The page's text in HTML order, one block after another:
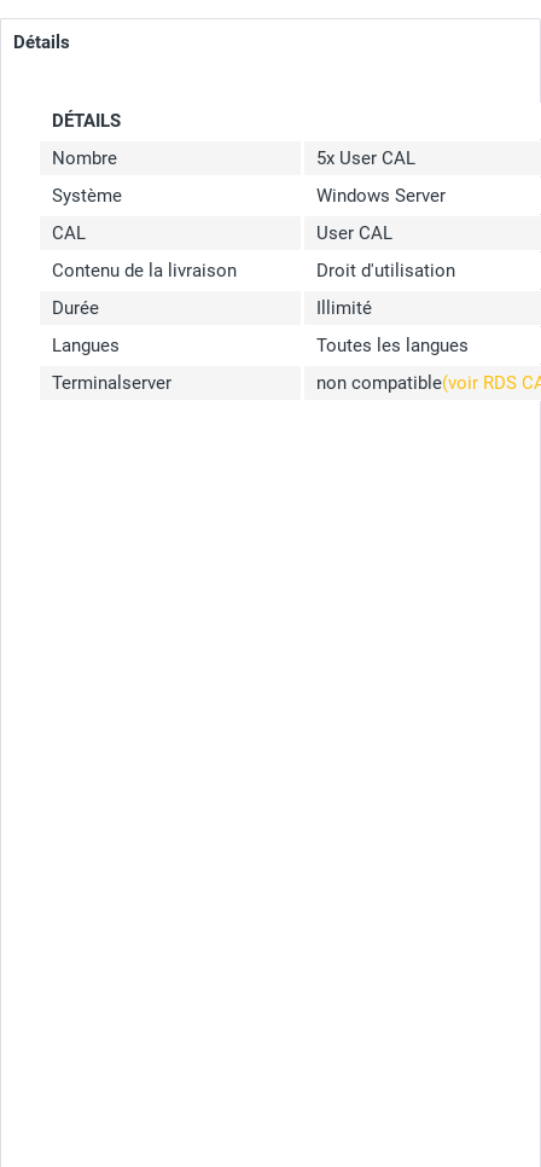
Détails
DÉTAILS
Nombre
5x User CAL
Système
Windows Server
CAL
User CAL
Contenu de la livraison
Droit d'utilisation
Durée
Illimité
Langues
Toutes les langues
Terminalserver
non compatible(voir RDS